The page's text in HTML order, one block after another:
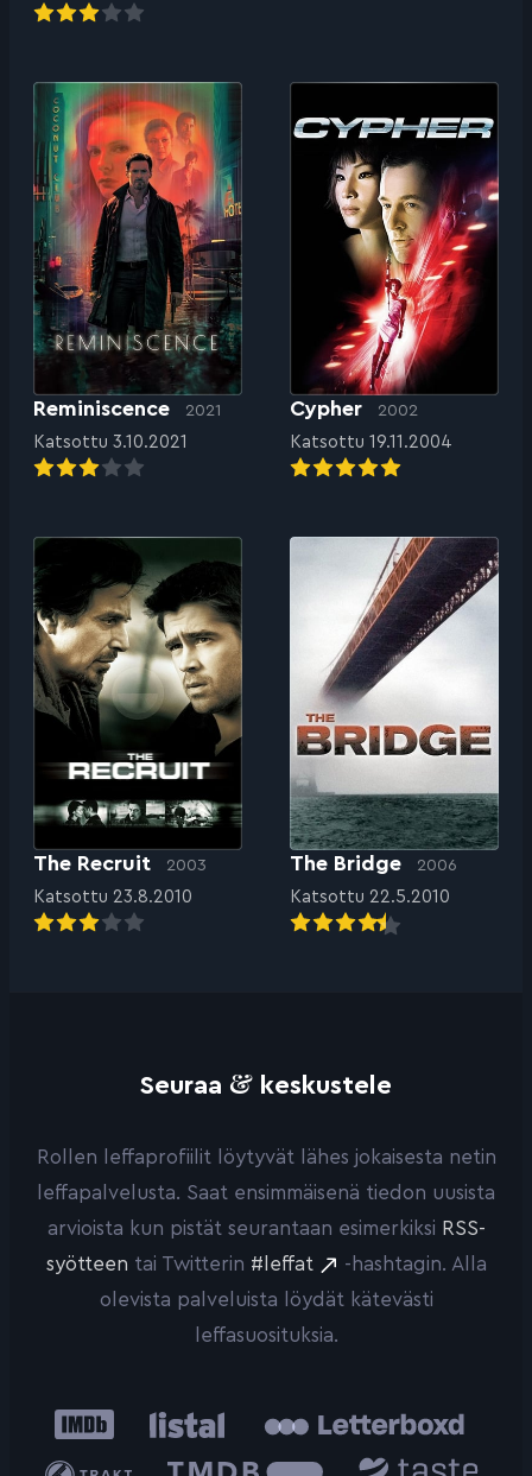
Reminiscence 2021
Katsottu 3.10.2021
Cypher 2002
Katsottu 19.11.2004
The Recruit 2003
Katsottu 23.8.2010
The Bridge 2006
Katsottu 22.5.2010
Seuraa & keskustele
Rollen leffaprofiilit löytyvät lähes jokaisesta netin
leffapalvelusta. Saat ensimmäisenä tiedon uusista
arvioista kun pistät seurantaan esimerkiksi RSS-
syötteen tai Twitterin #leffat
-hashtagin. Alla
olevista palveluista löydät kätevästi
leffasuosituksia.
IMDb Listal